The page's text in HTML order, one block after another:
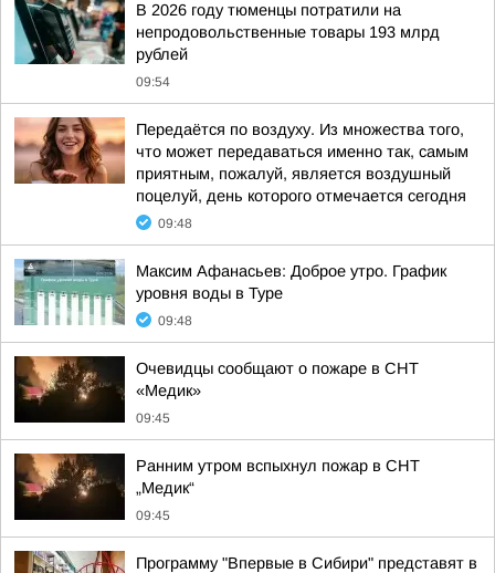
В 2026 году тюменцы потратили на
непродовольственные товары 193 млрд
рублей
09:54
Передаётся по воздуху. Из множества того,
что может передаваться именно так, самым
приятным, пожалуй, является воздушный
поцелуй, день которого отмечается сегодня
09:48
Максим Афанасьев: Доброе утро. График
уровня воды в Туре
09:48
Очевидцы сообщают о пожаре в СНТ
«Медик»
09:45
Ранним утром вспыхнул пожар в СНТ
„Медик“
09:45
Программу "Впервые в Сибири" представят в